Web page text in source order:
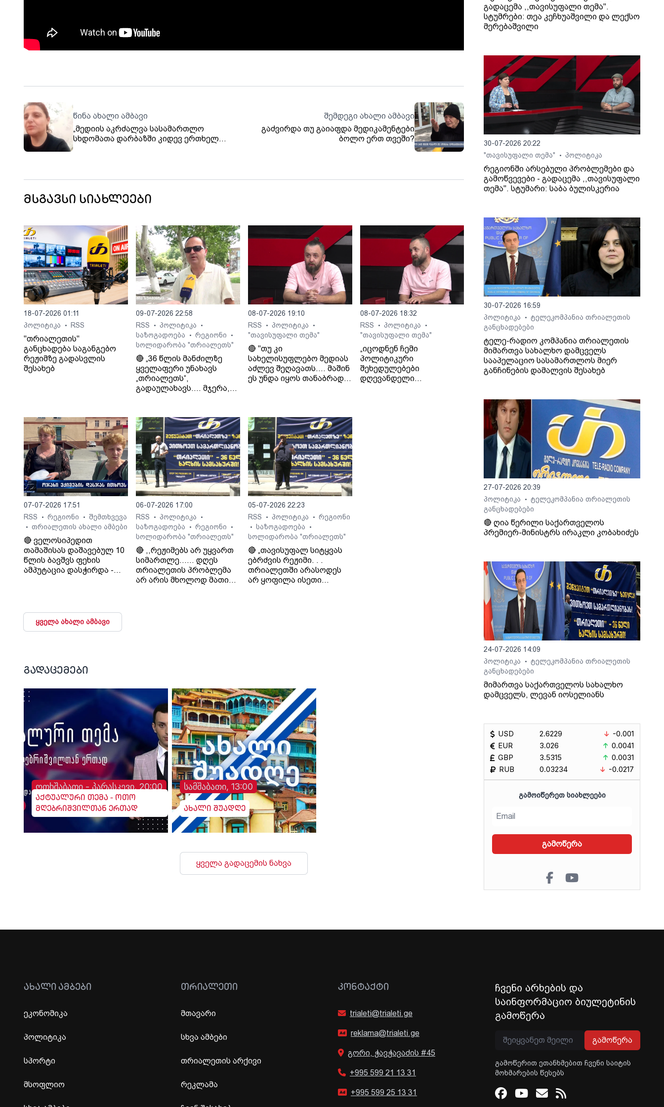
წინა ახალი ამბავი
„მედიის აკრძალვა სასამართლო
სხდომათა დარბაზში კიდევ ერთხელ
შემდეგი ახალი ამბავი
გაძვირდა თუ გაიაფდა მედიკამენტები
ბოლო ერთ თვეში?
მსგავსი სიახლეები
18-07-2026 01:11
პოლიტიკა
• RSS
"თრიალეთის"
განცხადება საგანგებო
რეჟიმზე გადასვლის
შესახებ
09-07-2026 22:58
RSS
• პოლიტიკა •
საზოგადოება • რეგიონი •
სოლიდარობა "თრიალეთს"
🔴 „36 წლის მანძილზე
ყველაფერი უნახავს
„თრიალეთს“,
გადაულახავს.... მჯერა,
დათმობაზე წავა
ხელისუფლება და ის
ელემენტარული
მოთხოვნა რასაც
თრიალეთი ითხოვს
დააკმაყოფილებს.“. - გია
სურმანიძე. ტვ 25-ის
დამფუძნებელი.
08-07-2026 19:10
RSS
• პოლიტიკა •
"თავისუფალი თემა"
🔴 "თუ კი
სახელისუფლებო მედიას
აძლევ შეღავათს.... მაშინ
ეს უნდა იყოს თანაბრად
08-07-2026 18:32
RSS
• პოლიტიკა •
"თავისუფალი თემა"
„იცოდნენ ჩემი
პოლიტიკური
შეხედულებები
დღევანდელი
07-07-2026 17:51
RSS
• რეგიონი • შემთხვევა
• თრიალეთის ახალი ამბები
🔴 ველოსიპედით
თამაშისას დაშავებულ 10
წლის ბავშვს ფეხის
ამპუტაცია დასჭირდა -
06-07-2026 17:00
RSS
• პოლიტიკა •
საზოგადოება • რეგიონი •
სოლიდარობა "თრიალეთს"
🔴 ,,რეჟიმებს არ უყვართ
სიმართლე...... დღეს
თრიალეთის პრობლემა
არ არის მხოლოდ მათი
05-07-2026 22:23
RSS
• პოლიტიკა • რეგიონი
• საზოგადოება •
სოლიდარობა "თრიალეთს"
🔴 „თავისუფალ სიტყვას
ებრძვის რეჟიმი. . .
თრიალეთში არასოდეს
არ ყოფილა ისეთი
ყველა ახალი ამბავი
გადაცემები
ოთხშაბათი - პარასკევი, 20:00
აქტუალური თემა - ოთო
მღებრიშვილთან ერთად
სამშაბათი, 13:00
ახალი შუადღე
ყველა გადაცემის ნახვა
გადაცემა ,,თავისუფალი თემა".
სტუმრები: თეა კეჩხუაშვილი და ლექსო
მერებაშვილი
30-07-2026 20:22
"თავისუფალი თემა"
• პოლიტიკა
რეგიონში არსებული პრობლემები და
გამოწვევები - გადაცემა ,,თავისუფალი
თემა". სტუმარი: საბა ბულისკერია
30-07-2026 16:59
პოლიტიკა
•
ტელეკომპანია თრიალეთის
განცხადებები
ტელე-რადიო კომპანია თრიალეთის
მიმართვა სახალხო დამცველს
სააპელაციო სასამართლოს მიერ
განჩინების დამალვის შესახებ
27-07-2026 20:39
პოლიტიკა
•
ტელეკომპანია თრიალეთის
განცხადებები
🔴 ღია წერილი საქართველოს
პრემიერ-მინისტრს ირაკლი კობახიძეს
24-07-2026 14:09
პოლიტიკა
•
ტელეკომპანია თრიალეთის
განცხადებები
მიმართვა საქართველოს სახალხო
დამცველს, ლევან იოსელიანს
USD
EUR
GBP
RUB
2.6229
3.026
3.5315
0.03234
-0.001
0.0041
0.0031
-0.0217
ᲒᲐᲛᲝᲘᲬᲔᲠᲔᲗ ᲡᲘᲐᲮᲚᲔᲔᲑᲘ
გამოწერა
ᲐᲮᲐᲚᲘ ᲐᲛᲑᲔᲑᲘ
ეკონომიკა
პოლიტიკა
სპორტი
მსოფლიო
ᲗᲠᲘᲐᲚᲔᲗᲘ
მთავარი
სხვა ამბები
თრიალეთის არქივი
რეკლამა
ᲙᲝᲜᲢᲐᲥᲢᲘ
trialeti@trialeti.ge
reklama@trialeti.ge
გორი, ჭავჭავაძის #45
+995 599 21 13 31
+995 599 25 13 31
ჩვენი არხების და
საინფორმაციო ბიულეტინის
გამოწერა
გამოწერა
გამოწერით ეთანხმებით ჩვენი საიტის
მოხმარების წესებს
Facebook
Youtube
Email
RSS